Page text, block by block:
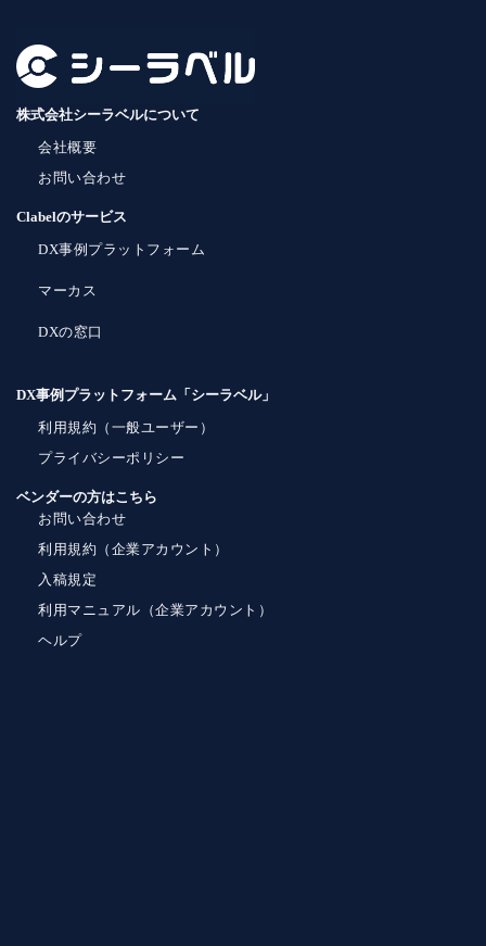
株式会社シーラベルについて
会社概要
お問い合わせ
Clabelのサービス
DX事例プラットフォーム
マーカス
DXの窓口
DX事例プラットフォーム「シーラベル」
利用規約（一般ユーザー）
プライバシーポリシー
ベンダーの方はこちら
お問い合わせ
利用規約（企業アカウント）
入稿規定
利用マニュアル（企業アカウント）
ヘルプ